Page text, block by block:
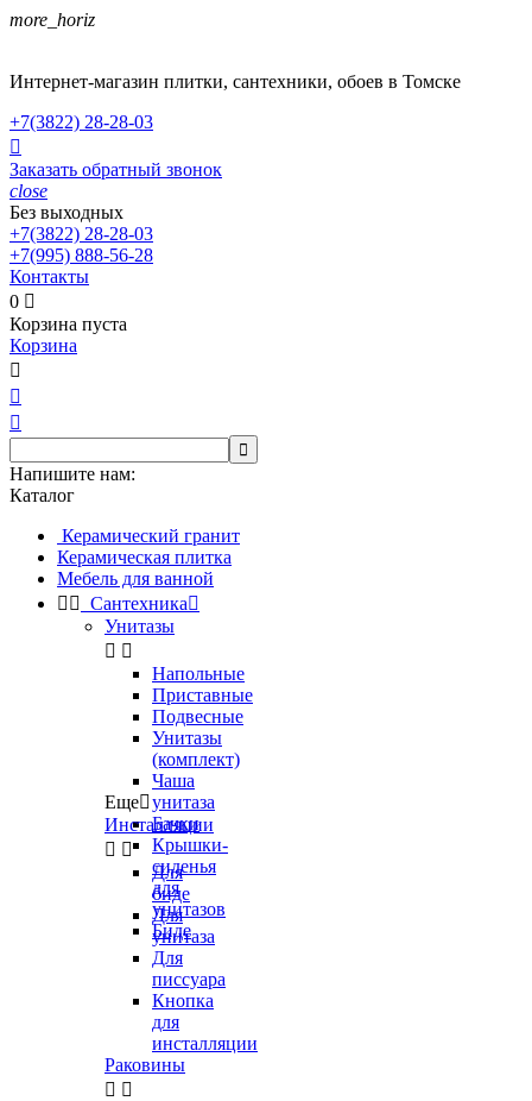
more_horiz
Интернет-магазин плитки, сантехники, обоев в Томске
+7(3822) 28-28-03

Заказать обратный звонок
close
Без выходных
+7(3822) 28-28-03
+7(995) 888-56-28
Контакты
0 
Корзина пуста
Корзина




Напишите нам:
Каталог
Керамический гранит
Керамическая плитка
Мебель для ванной
  Сантехника
Унитазы
 
Напольные
Приставные
Подвесные
Унитазы
(комплект)
Чаша
унитаза
Бачки
Крышки-
сиденья
для
унитазов
Биде
Еще
Инсталляции
 
Для
биде
Для
унитаза
Для
писсуара
Кнопка
для
инсталляции
Раковины
 